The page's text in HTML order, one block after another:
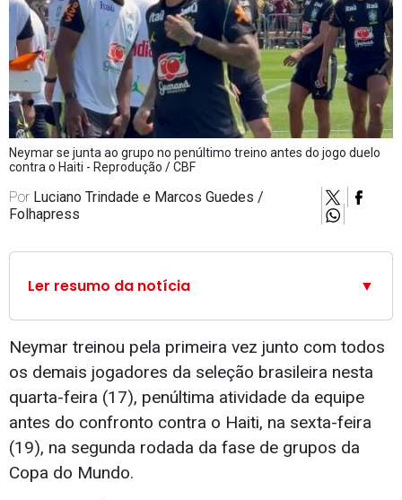
Neymar se junta ao grupo no penúltimo treino antes do jogo duelo
contra o Haiti - Reprodução / CBF
Por Luciano Trindade e Marcos Guedes /
Folhapress
Ler resumo da notícia ▼
Neymar treinou pela primeira vez junto com todos
os demais jogadores da seleção brasileira nesta
quarta-feira (17), penúltima atividade da equipe
antes do confronto contra o Haiti, na sexta-feira
(19), na segunda rodada da fase de grupos da
Copa do Mundo.